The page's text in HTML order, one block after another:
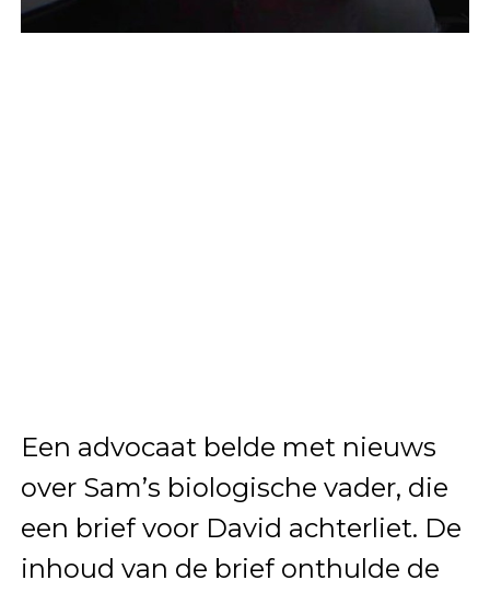
Een advocaat belde met nieuws
over Sam’s biologische vader, die
een brief voor David achterliet. De
inhoud van de brief onthulde de